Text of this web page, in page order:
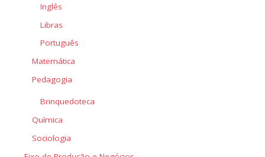
Inglês
Libras
Português
Matemática
Pedagogia
Brinquedoteca
Química
Sociologia